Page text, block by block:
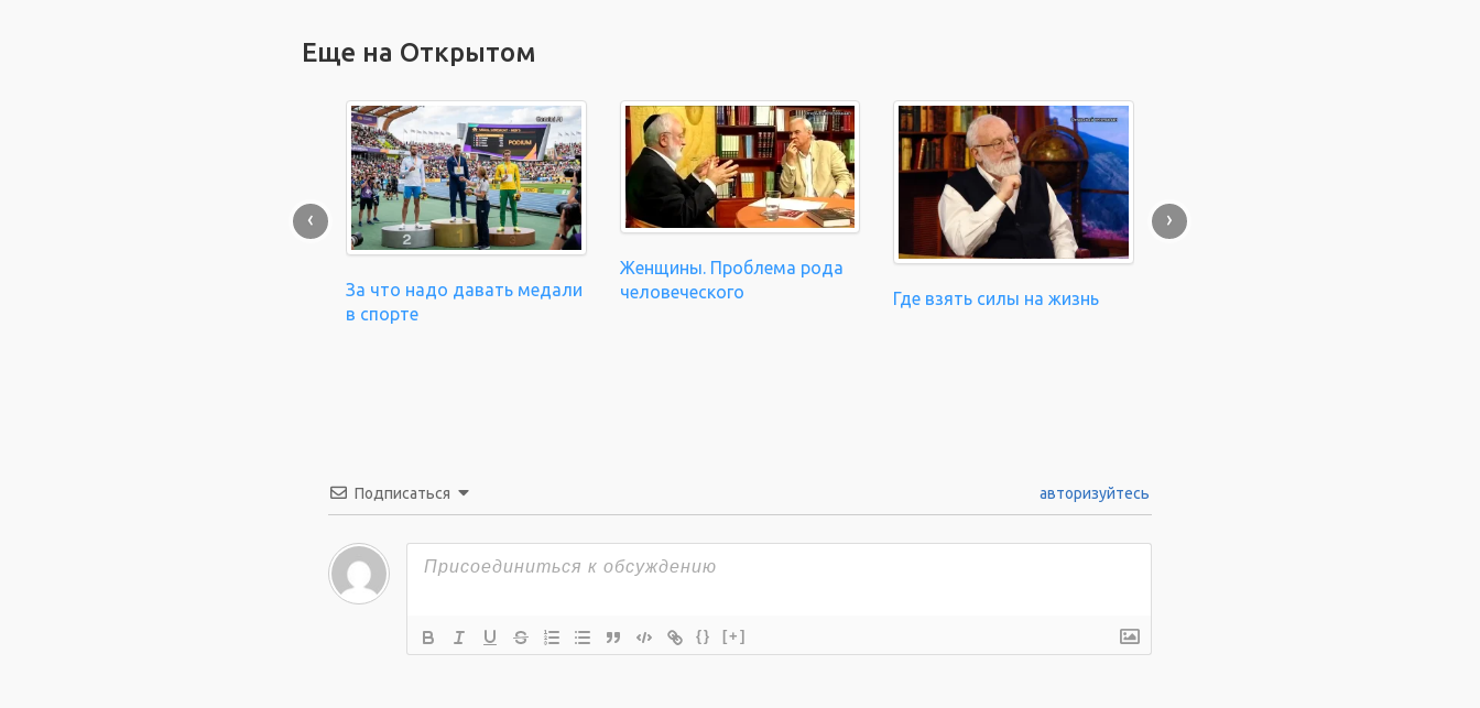
Еще на Открытом
За что надо давать медали
в спорте
Женщины. Проблема рода
человеческого
Где взять силы на жизнь
‹ ›
Подписаться авторизуйтесь
{} [+]